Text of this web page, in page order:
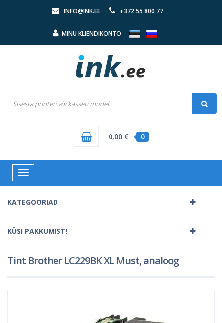
INFO@INK.EE +372 55 800 77
MINU KLIENDIKONTO
0
0,00 €
Toggle
navigation
KATEGOORIAD
KÜSI PAKKUMIST!
Tint Brother LC229BK XL Must, analoog